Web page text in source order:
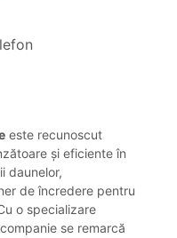
este recunoscut
și eficiente în
daunelor,
de încredere pentru
o specializare
se remarcă